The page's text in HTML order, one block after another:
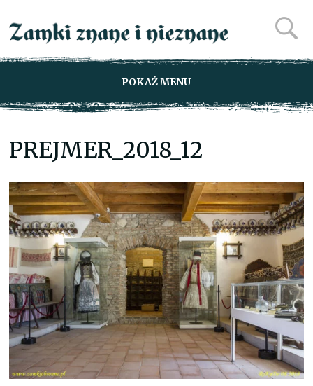
POKAŻ MENU
PREJMER_2018_12